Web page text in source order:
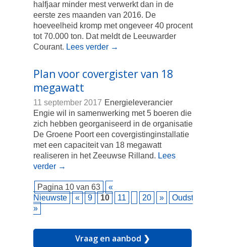
halfjaar minder mest verwerkt dan in de
eerste zes maanden van 2016. De
hoeveelheid kromp met ongeveer 40 procent
tot 70.000 ton. Dat meldt de Leeuwarder
Courant. Lees verder →
Plan voor covergister van 18
megawatt
11 september 2017 Energieleverancier
Engie wil in samenwerking met 5 boeren die
zich hebben georganiseerd in de organisatie
De Groene Poort een covergistinginstallatie
met een capaciteit van 18 megawatt
realiseren in het Zeeuwse Rilland. Lees
verder →
Pagina 10 van 63
«
Nieuwste
« 9 10 11 20 »
Oudste
»
Vraag en aanbod ❯